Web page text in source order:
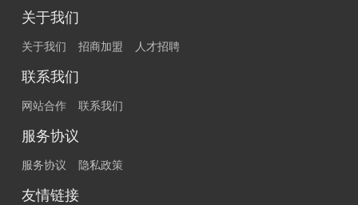
关于我们
关于我们 招商加盟 人才招聘
联系我们
网站合作 联系我们
服务协议
服务协议 隐私政策
友情链接